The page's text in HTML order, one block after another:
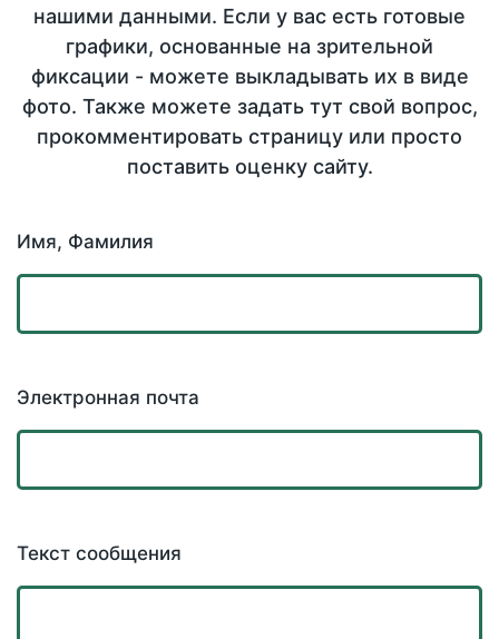
нашими данными. Если у вас есть готовые
графики, основанные на зрительной
фиксации - можете выкладывать их в виде
фото. Также можете задать тут свой вопрос,
прокомментировать страницу или просто
поставить оценку сайту.
Имя, Фамилия
Электронная почта
Текст сообщения